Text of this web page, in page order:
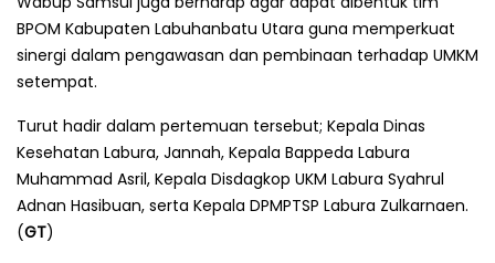
BPOM Kabupaten Labuhanbatu Utara guna memperkuat
sinergi dalam pengawasan dan pembinaan terhadap UMKM
setempat.
Turut hadir dalam pertemuan tersebut; Kepala Dinas
Kesehatan Labura, Jannah, Kepala Bappeda Labura
Muhammad Asril, Kepala Disdagkop UKM Labura Syahrul
Adnan Hasibuan, serta Kepala DPMPTSP Labura Zulkarnaen.
(GT)